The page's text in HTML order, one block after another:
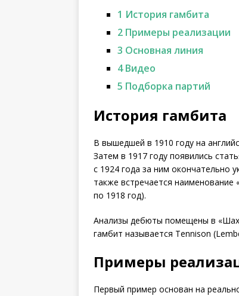
1 История гамбита
2 Примеры реализации
3 Основная линия
4Видео
5 Подборка партий
История гамбита
В вышедшей в 1910 году на
Затем в 1917 году появились
с 1924 года за ним окончательно
также встречается наименование
по 1918 год).
Анализы дебюты помещены в
гамбит называется Tennison
Примеры
Первый пример основан на